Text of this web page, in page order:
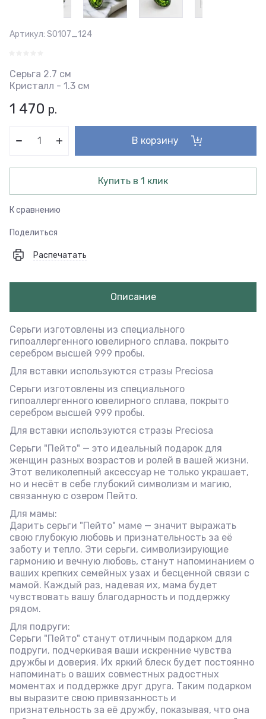
Артикул: S0107_124
Серьга 2.7 см
Кристалл - 1.3 см
1 470 р.
В корзину
Купить в 1 клик
К сравнению
Поделиться
Распечатать
Описание
Серьги изготовлены из специального
гипоаллергенного ювелирного сплава, покрыто
серебром высшей 999 пробы.
Для вставки используются стразы Preciosa
Серьги изготовлены из специального
гипоаллергенного ювелирного сплава, покрыто
серебром высшей 999 пробы.
Для вставки используются стразы Preciosa
Серьги "Пейто" — это идеальный подарок для
женщин разных возрастов и ролей в вашей жизни.
Этот великолепный аксессуар не только украшает,
но и несёт в себе глубокий символизм и магию,
связанную с озером Пейто.
Для мамы:
Дарить серьги "Пейто" маме — значит выражать
свою глубокую любовь и признательность за её
заботу и тепло. Эти серьги, символизирующие
гармонию и вечную любовь, станут напоминанием о
ваших крепких семейных узах и бесценной связи с
мамой. Каждый раз, надевая их, мама будет
чувствовать вашу благодарность и поддержку
рядом.
Для подруги:
Серьги "Пейто" станут отличным подарком для
подруги, подчеркивая ваши искренние чувства
дружбы и доверия. Их яркий блеск будет постоянно
напоминать о ваших совместных радостных
моментах и поддержке друг друга. Таким подарком
вы выразите свою привязанность и
признательность за её дружбу, показывая, что она